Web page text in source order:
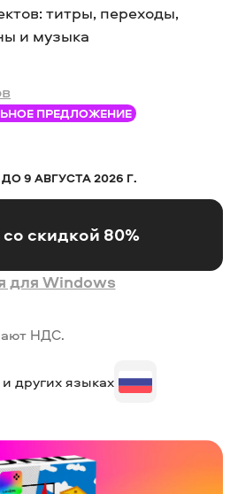
титры, переходы,
и музыка
ПРЕДЛОЖЕНИЕ
ДО9 АВГУСТА 2026 Г.
со скидкой 80%
для Windows
НДС.
других языках